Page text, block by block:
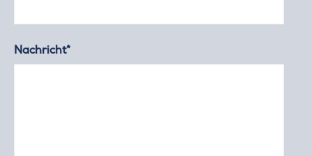
Nachricht*